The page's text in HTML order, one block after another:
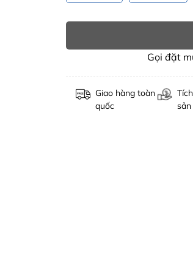
Gọi đặt
Giao hàng toàn
quốc